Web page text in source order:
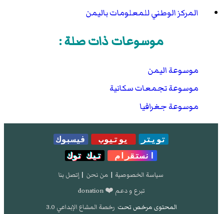
المركز الوطني للمعلومات باليمن
موسوعات ذات صلة :
موسوعة اليمن
موسوعة تجمعات سكانية
موسوعة جغرافيا
تويتر يوتيوب
فيسبوك
انستقرام
تيك توك
سياسة الخصوصية | من نحن | إتصل بنا
تبرع و دعم ❤️ donation
المحتوى مرخص تحت رخصة المشاع الإبداعي 3.0